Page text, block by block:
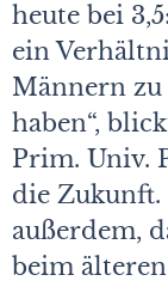
heute bei
ein
Männern
haben“,
Prim. Univ.
die Zukunft.
außerdem,
beim